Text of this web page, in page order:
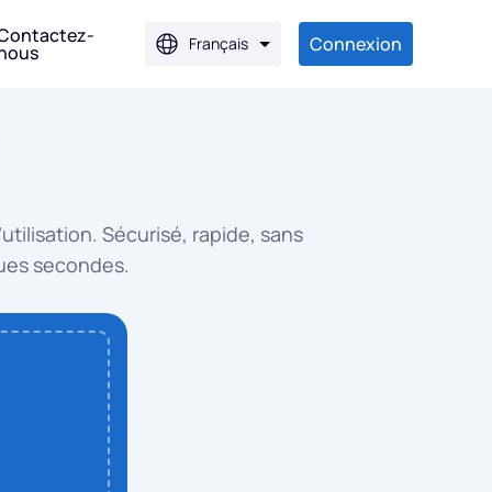
Français Connexion
Sécurisé, rapide, sans
secondes.